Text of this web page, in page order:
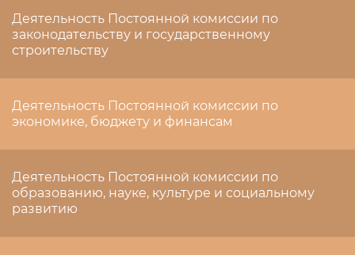
Деятельность Постоянной комиссии по
законодательству и государственному
строительству
Деятельность Постоянной комиссии по
экономике, бюджету и финансам
Деятельность Постоянной комиссии по
образованию, науке, культуре и социальному
развитию